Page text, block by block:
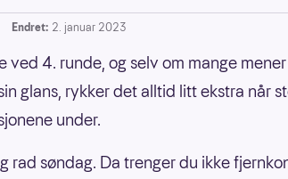
Endret: 2. januar 2023
ved 4. runde, og selv om mange
glans, rykker det alltid litt ekstra når
under.
rad søndag. Da trenger du ikke